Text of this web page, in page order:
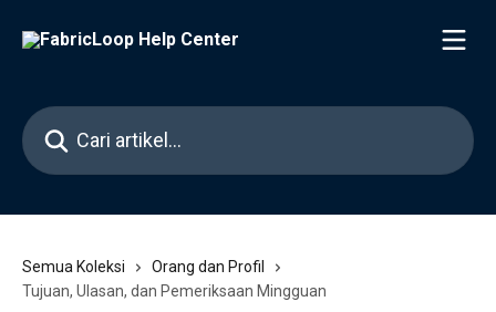
Cari artikel...
Semua Koleksi
Orang dan Profil
Tujuan, Ulasan, dan Pemeriksaan Mingguan